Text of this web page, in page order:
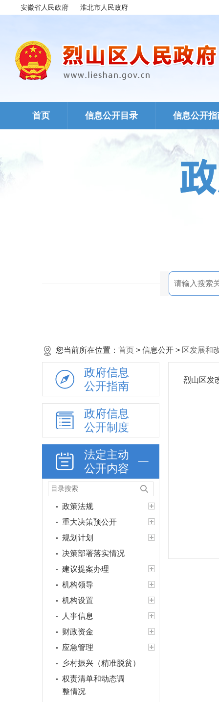
安徽省人民政府 淮北市人民政府
首页 信息公开目录 信息公开指
您当前所在位置： 首页 > 信息公开 > 区发展和
政府信息
公开指南
政府信息
公开制度
法定主动
公开内容
政策法规
重大决策预公开
规划计划
决策部署落实情况
建议提案办理
机构领导
机构设置
人事信息
财政资金
应急管理
乡村振兴（精准脱贫）
权责清单和动态调
整情况
烈山区发